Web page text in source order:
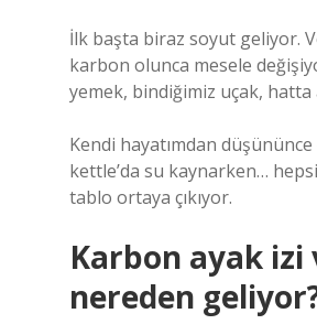
İlk başta biraz soyut geliyor.
karbon olunca mesele
yemek, bindiğimiz uçak, hatta
Kendi hayatımdan
kettle’da su kaynarken…
tablo ortaya çıkıyor.
Karbon ayak izi
nereden